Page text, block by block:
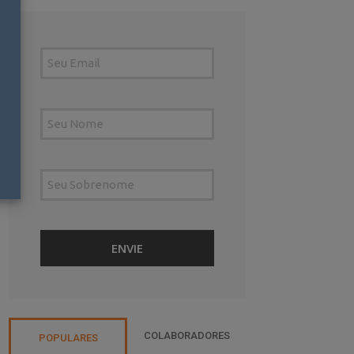
POPULARES COLABORADORES